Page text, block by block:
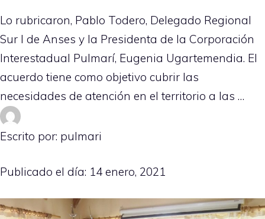
Lo rubricaron, Pablo Todero, Delegado Regional
Sur I de Anses y la Presidenta de la Corporación
Interestadual Pulmarí, Eugenia Ugartemendia. El
acuerdo tiene como objetivo cubrir las
necesidades de atención en el territorio a las …
Escrito por: pulmari
Publicado el día: 14 enero, 2021